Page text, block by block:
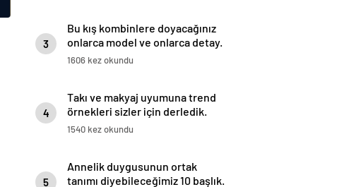
3
Bu kış kombinlere doyacağınız
onlarca model ve onlarca detay.
1606 kez okundu
4
Takı ve makyaj uyumuna trend
örnekleri sizler için derledik.
1540 kez okundu
5
Annelik duygusunun ortak
tanımı diyebileceğimiz 10 başlık.